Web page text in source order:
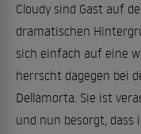
Cloudy sind Gast auf
dramatischen
sich einfach auf eine
herrscht dagegen bei
Dellamorta. Sie ist
und nun besorgt,